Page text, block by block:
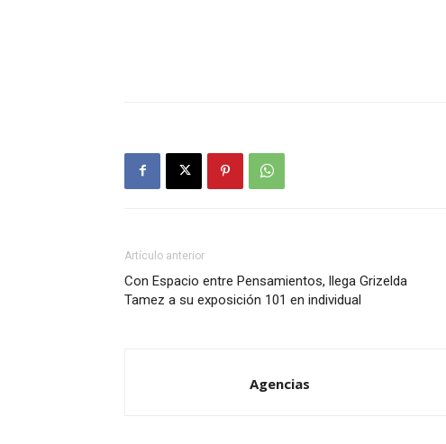
Artículo anterior
Con Espacio entre Pensamientos, llega Grizelda
Tamez a su exposición 101 en individual
Agencias